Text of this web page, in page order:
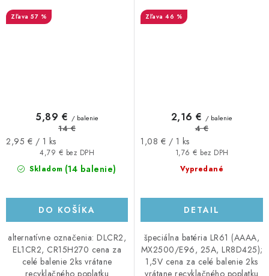
57 %
Skladom (14 balenie)
4,79 € bez DPH
5,89 € / balenie
14 €
Jednotková
2,95 € / 1 ks
DO KOŠÍKA
alternatívne označenia: DLCR2,
EL1CR2, CR15H270 cena za
celé balenie 2ks vrátane
recyklačného poplatku
46 %
Vypredané
1,76 € bez DPH
2,16 € / balenie
4 €
Jednotková
1,08 € / 1 ks
DETAIL
špeciálna batéria LR61 (AAAA,
MX2500/E96, 25A, LR8D425);
1,5V cena za celé balenie 2ks